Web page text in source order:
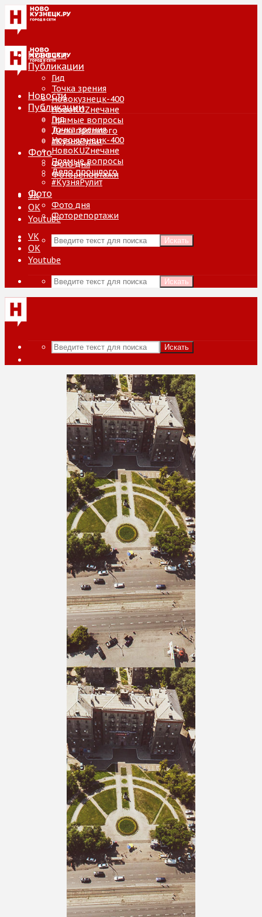
Новости
Публикации
Гид
Точка зрения
Новокузнецк-400
НовоKUZнечане
Прямые вопросы
Дело прошлого
#КузняРулит
Фото
Фото дня
Фоторепортажи
VK
ОК
Youtube
Искать
Новости
Публикации
Гид
Точка зрения
Новокузнецк-400
НовоKUZнечане
Прямые вопросы
Дело прошлого
#КузняРулит
Фото
Фото дня
Фоторепортажи
VK
ОК
Youtube
Искать
Искать